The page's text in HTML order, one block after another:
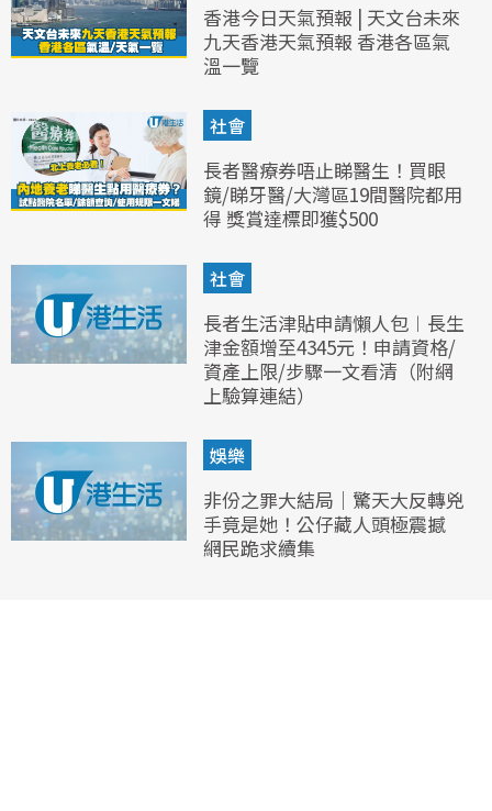
香港今日天氣預報 | 天文台未來
九天香港天氣預報 香港各區氣
溫一覽
社會
長者醫療券唔止睇醫生！買眼
鏡/睇牙醫/大灣區19間醫院都用
得 獎賞達標即獲$500
社會
長者生活津貼申請懶人包︱長生
津金額增至4345元！申請資格/
資產上限/步驟一文看清（附網
上驗算連結）
娛樂
非份之罪大結局｜驚天大反轉兇
手竟是她！公仔藏人頭極震撼
網民跪求續集